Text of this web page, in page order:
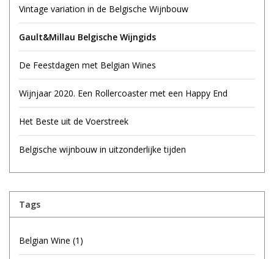
Vintage variation in de Belgische Wijnbouw
Gault&Millau Belgische Wijngids
De Feestdagen met Belgian Wines
Wijnjaar 2020. Een Rollercoaster met een Happy End
Het Beste uit de Voerstreek
Belgische wijnbouw in uitzonderlijke tijden
Tags
Belgian Wine (1)